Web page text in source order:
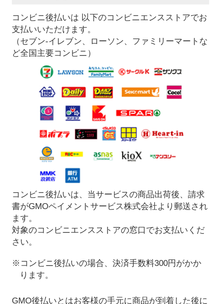
コンビニ後払いは 以下のコンビニエンスストアでお
支払いいただけます。
（セブン-イレブン、ローソン、ファミリーマートな
ど全国主要コンビニ）
コンビニ後払いは、当サービスの商品出荷後、請求
書がGMOペイメントサービス株式会社より郵送され
ます。
対象のコンビニエンスストアの窓口でお支払いくだ
さい。
※コンビニ後払いの場合、決済手数料300円がかか
ります。
GMO後払いとはお客様の手元に商品が到着した後に